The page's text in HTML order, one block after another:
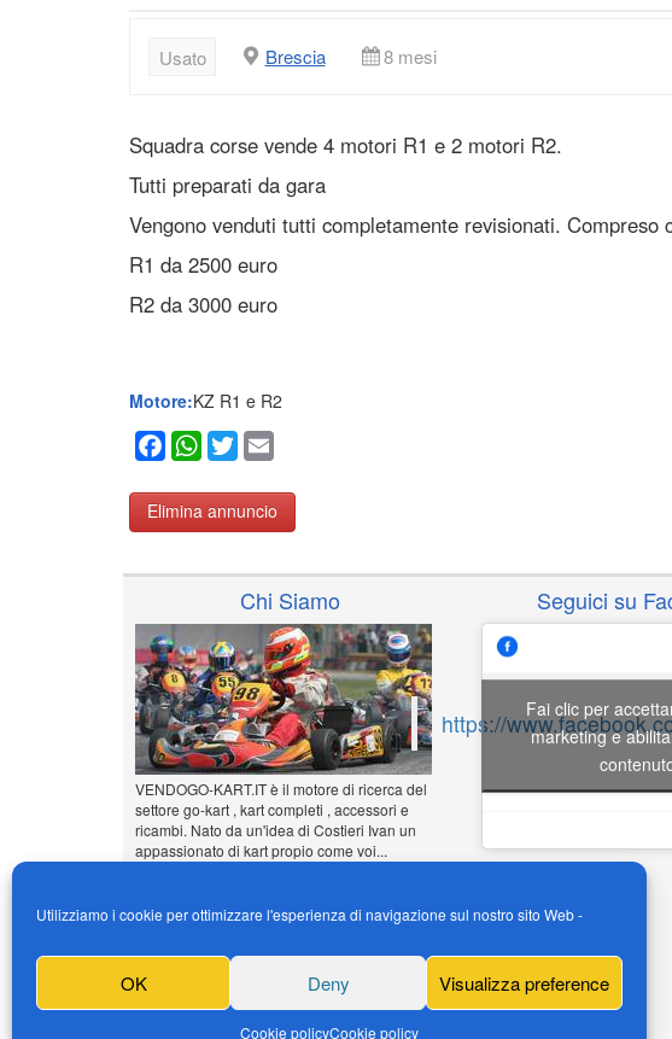
Utilizziamo i cookie per ottimizzare l'esperienza di navigazione sul nostro sito Web -
OK Deny Visualizza preference
Cookie policyCookie policy
Usato Brescia 8 mesi
Squadra corse vende 4 motori R1 e 2 motori R2.
Tutti preparati da gara
Vengono venduti tutti completamente revisionati. Compreso
R1 da 2500 euro
R2 da 3000 euro
Motore:KZ R1 e R2
Facebook
WhatsApp
Twitter
Elimina annuncio
Chi Siamo
VENDOGO-KART.IT è il motore di ricerca del
settore go-kart , kart completi , accessori e
ricambi. Nato da un'idea di Costieri Ivan un
appassionato di kart propio come voi...
Inserisci il tuo annuncio
News
Seguici su
https://
Fai clic per
marketing e